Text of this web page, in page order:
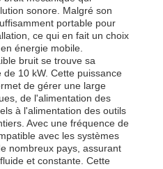
sonore. Malgré son
portable pour
ce qui en fait un choix
énergie mobile.
bruit se trouve sa
10 kW. Cette puissance
de gérer une large
de l'alimentation des
à l'alimentation des outils
Avec une fréquence de
avec les systèmes
nombreux pays, assurant
et constante. Cette